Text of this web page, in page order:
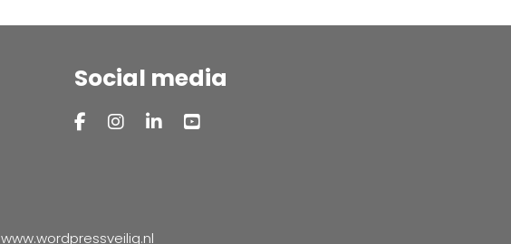
Social media
www.wordpressveilig.nl